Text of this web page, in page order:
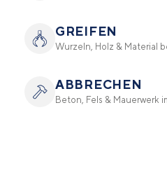
GREIFEN
Wurzeln, Holz & Material
ABBRECHEN
Beton, Fels & Mauerwerk